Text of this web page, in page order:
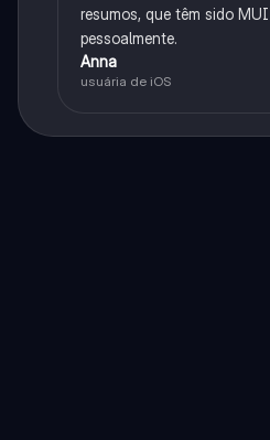
resumos, que têm sido
pessoalmente.
Anna
usuária de iOS